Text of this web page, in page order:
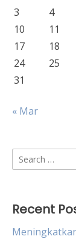
3
4
10
11
17
18
24
25
31
« Mar
Search
for:
Recent